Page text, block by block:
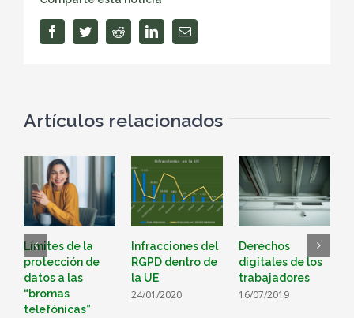
FacebookTwitterRedditLinkedInCorreo
electrónico
Artículos relacionados
Límites de la
protección de
datos a las
“bromas
telefónicas”
Infracciones del
RGPD dentro de
la UE
24/01/2020
Derechos
digitales de los
trabajadores
16/07/2019